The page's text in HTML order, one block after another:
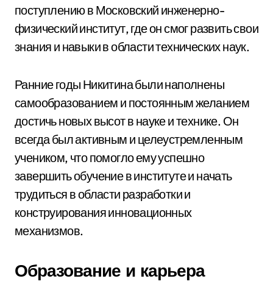
поступлению в Московский инженерно-
физический институт, где он смог развить свои
знания и навыки в области технических наук.
Ранние годы Никитина были наполнены
самообразованием и постоянным желанием
достичь новых высот в науке и технике. Он
всегда был активным и целеустремленным
учеником, что помогло ему успешно
завершить обучение в институте и начать
трудиться в области разработки и
конструирования инновационных
механизмов.
Образование и карьера